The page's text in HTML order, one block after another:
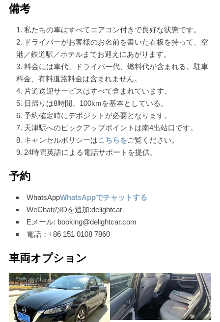
備考
私たちの車はすべてエアコン付きで良好な状態です。
ドライバーがお客様のお名前を書いた看板を持って、空
港／鉄道駅／ホテルまでお迎えにあがります。
料金には車代、ドライバー代、燃料代が含まれる。駐車
料金、有料道路料金は含まれません。
片道送迎サービスはすべて含まれています。
日帰りは8時間、100kmを基本としている。
予約確定時にデポジットが必要となります。
天津駅へのピックアップポイントは南4出站口です。
キャンセルポリシーはこちらをご覧ください。
24時間英語による電話サポートを提供。
予約
WhatsAppWhatsAppでチャットする
WeChatのIDを追加:delightcar
Eメール: booking@delightcar.com
電話：+86 151 0108 7860
車両オプション